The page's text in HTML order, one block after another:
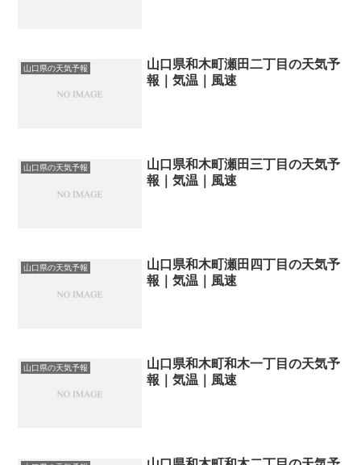
山口県の天気予報
山口県和木町瀬田二丁目の天気予
報｜気温｜風速
山口県の天気予報
山口県和木町瀬田三丁目の天気予
報｜気温｜風速
山口県の天気予報
山口県和木町瀬田四丁目の天気予
報｜気温｜風速
山口県の天気予報
山口県和木町和木一丁目の天気予
報｜気温｜風速